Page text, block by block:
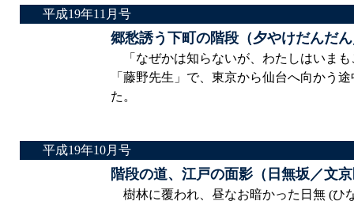
平成19年11月号
郷愁誘う下町の階段（夕やけだんだ
「なぜかは知らないが、わたしはいま
「藤野先生」で、東京から仙台へ向かう
た。
平成19年10月号
階段の道、江戸の面影（日無坂／文
樹林に覆われ、昼なお暗かった日無 (ひ